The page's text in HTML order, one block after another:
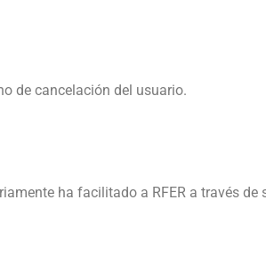
de cancelación del usuario.
ha facilitado a RFER a través de